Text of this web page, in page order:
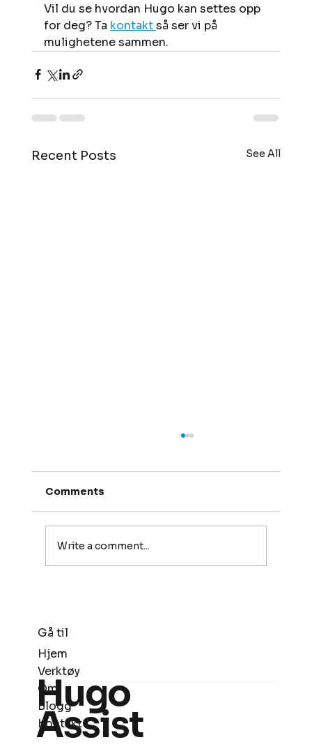
Vil du se hvordan Hugo kan settes opp
for deg? Ta kontakt så ser vi på
mulighetene sammen.
Recent Posts See All
Endelig en nyttig workshop!
Comments
Write a comment...
Hugo
Assist
Gå til
Hjem
Verktøy
Om
Blogg
Kontakt